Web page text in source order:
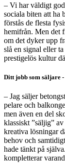
– Vi har väldigt
sociala biten att ha
förstås de flesta
hemifrån. Men det
om det dyker upp
slå en signal eller
prestigelös kultur
Ditt jobb som säljare
– Jag säljer
pelare och
men även en del
klassiskt ”säljig”
kreativa lösningar
behov och
hade tänkt på
kompletterar